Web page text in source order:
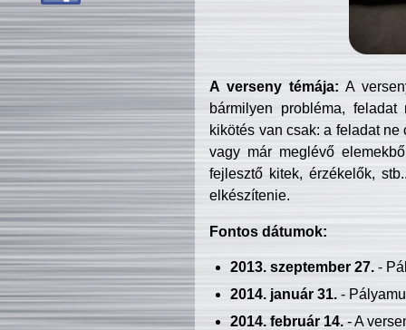
A verseny témája: A
bármilyen probléma, feladat
kikötés van csak: a feladat
vagy már meglévő
fejlesztő kitek, érzékelők,
elkészítenie.
Fontos dátumok:
2013. szeptember 27.-
2014. január 31.-
2014. február 14.- A